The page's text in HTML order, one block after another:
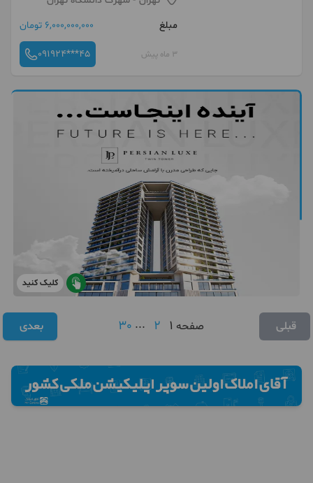
مبلغ
6,000,000,000 تومان
3 ماه پیش 091924***45
کلیک کنید
قبلی صفحه 1
2
...
30 بعدی